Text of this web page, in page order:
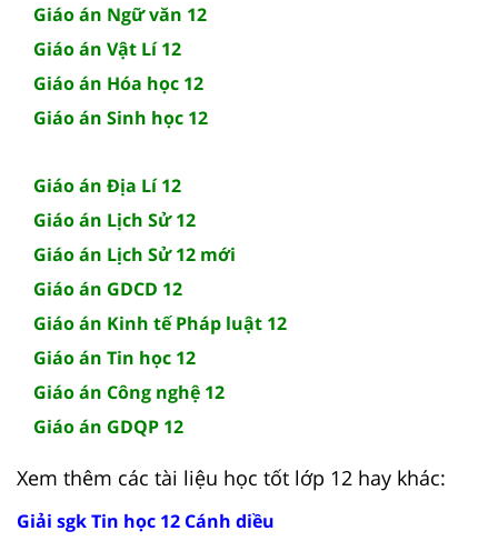
Giáo án Ngữ văn 12
Giáo án Vật Lí 12
Giáo án Hóa học 12
Giáo án Sinh học 12
Giáo án Địa Lí 12
Giáo án Lịch Sử 12
Giáo án Lịch Sử 12 mới
Giáo án GDCD 12
Giáo án Kinh tế Pháp luật 12
Giáo án Tin học 12
Giáo án Công nghệ 12
Giáo án GDQP 12
Xem thêm các tài liệu học tốt lớp 12 hay khác:
Giải sgk Tin học 12 Cánh diều